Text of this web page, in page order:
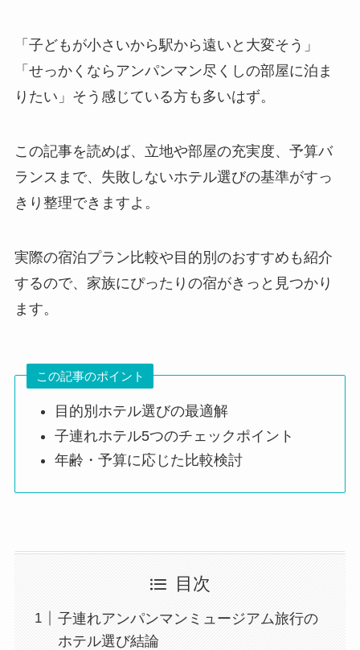
「子どもが小さいから駅から遠いと大変そう」
「せっかくならアンパンマン尽くしの部屋に泊ま
りたい」そう感じている方も多いはず。
この記事を読めば、立地や部屋の充実度、予算バ
ランスまで、失敗しないホテル選びの基準がすっ
きり整理できますよ。
実際の宿泊プラン比較や目的別のおすすめも紹介
するので、家族にぴったりの宿がきっと見つかり
ます。
この記事のポイント
目的別ホテル選びの最適解
子連れホテル5つのチェックポイント
年齢・予算に応じた比較検討
目次
子連れアンパンマンミュージアム旅行の
ホテル選び結論